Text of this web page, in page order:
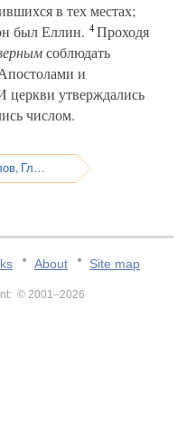
в тех местах;
был Еллин. 4Проходя
соблюдать
и
церкви утверждались
числом.
Деяния Святых Апостолов, Глава 16
About Site map
© 2001–2026